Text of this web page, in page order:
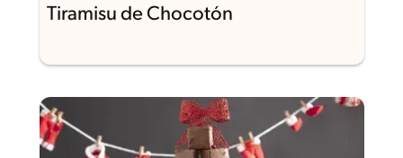
Tiramisu de Chocotón